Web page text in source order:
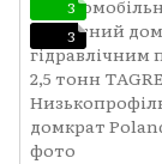
3
3